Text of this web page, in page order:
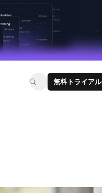
無料トライアル